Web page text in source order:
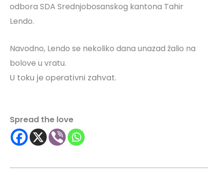
odbora SDA Srednjobosanskog kantona Tahir
Lendo.
Navodno, Lendo se nekoliko dana unazad žalio na
bolove u vratu.
U toku je operativni zahvat.
Spread the love